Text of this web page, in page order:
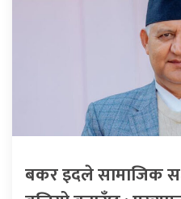
बकर इदले सामाजिक